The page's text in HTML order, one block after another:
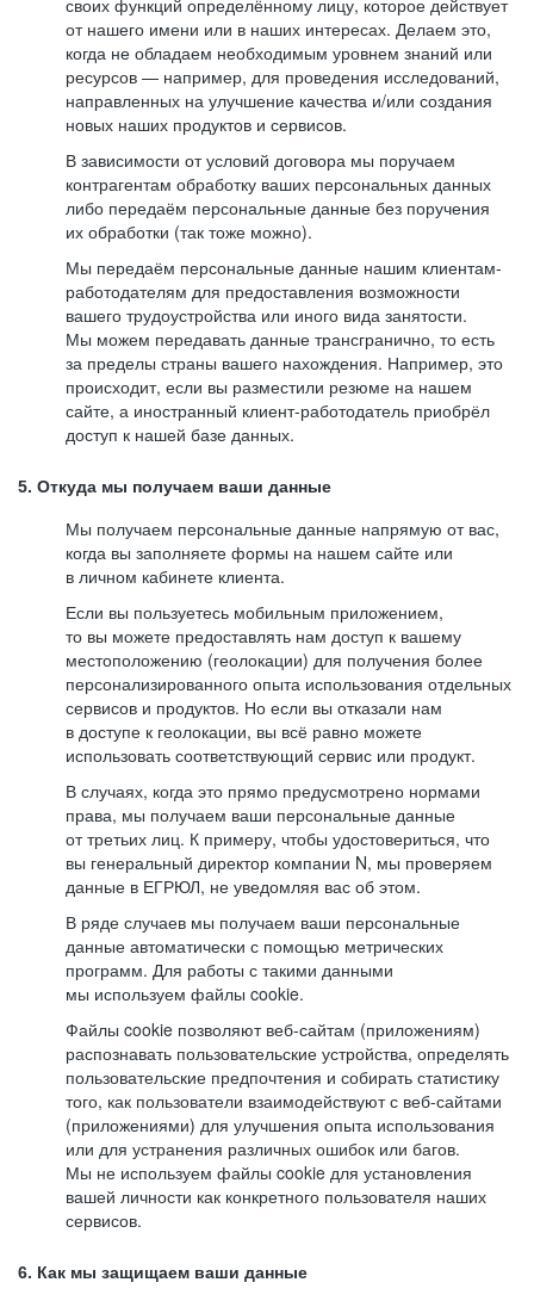
своих функций определённому лицу, которое действует
от нашего имени или в наших интересах. Делаем это,
когда не обладаем необходимым уровнем знаний или
ресурсов — например, для проведения исследований,
направленных на улучшение качества и/или создания
новых наших продуктов и сервисов.
В зависимости от условий договора мы поручаем
контрагентам обработку ваших персональных данных
либо передаём персональные данные без поручения
их обработки (так тоже можно).
Мы передаём персональные данные нашим клиентам-
работодателям для предоставления возможности
вашего трудоустройства или иного вида занятости.
Мы можем передавать данные трансгранично, то есть
за пределы страны вашего нахождения. Например, это
происходит, если вы разместили резюме на нашем
сайте, а иностранный клиент-работодатель приобрёл
доступ к нашей базе данных.
5. Откуда мы получаем ваши данные
Мы получаем персональные данные напрямую от вас,
когда вы заполняете формы на нашем сайте или
в личном кабинете клиента.
Если вы пользуетесь мобильным приложением,
то вы можете предоставлять нам доступ к вашему
местоположению (геолокации) для получения более
персонализированного опыта использования отдельных
сервисов и продуктов. Но если вы отказали нам
в доступе к геолокации, вы всё равно можете
использовать соответствующий сервис или продукт.
В случаях, когда это прямо предусмотрено нормами
права, мы получаем ваши персональные данные
от третьих лиц. К примеру, чтобы удостовериться, что
вы генеральный директор компании N, мы проверяем
данные в ЕГРЮЛ, не уведомляя вас об этом.
В ряде случаев мы получаем ваши персональные
данные автоматически с помощью метрических
программ. Для работы с такими данными
мы используем файлы cookie.
Файлы cookie позволяют веб-сайтам (приложениям)
распознавать пользовательские устройства, определять
пользовательские предпочтения и собирать статистику
того, как пользователи взаимодействуют с веб-сайтами
(приложениями) для улучшения опыта использования
или для устранения различных ошибок или багов.
Мы не используем файлы cookie для установления
вашей личности как конкретного пользователя наших
сервисов.
6. Как мы защищаем ваши данные